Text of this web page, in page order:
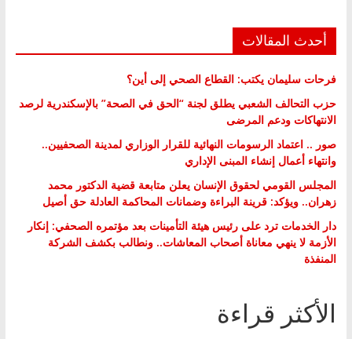
أحدث المقالات
فرحات سليمان يكتب: القطاع الصحي إلى أين؟
حزب التحالف الشعبي يطلق لجنة “الحق في الصحة” بالإسكندرية لرصد
الانتهاكات ودعم المرضى
صور .. اعتماد الرسومات النهائية للقرار الوزاري لمدينة الصحفيين..
وانتهاء أعمال إنشاء المبنى الإداري
المجلس القومي لحقوق الإنسان يعلن متابعة قضية الدكتور محمد
زهران.. ويؤكد: قرينة البراءة وضمانات المحاكمة العادلة حق أصيل
دار الخدمات ترد على رئيس هيئة التأمينات بعد مؤتمره الصحفي: إنكار
الأزمة لا ينهي معاناة أصحاب المعاشات.. ونطالب بكشف الشركة
المنفذة
الأكثر قراءة